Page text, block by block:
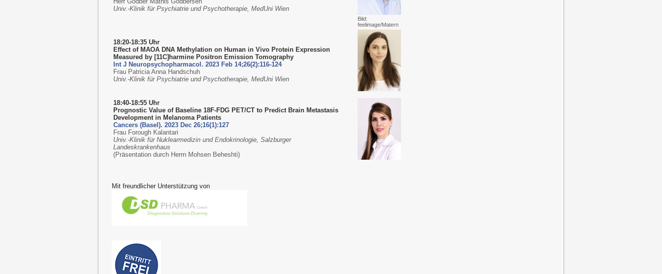
Univ.-Klinik für Psychiatrie und Psychotherapie, MedUni Wien
Bild:
feelimage/Matern
18:20-18:35 Uhr
Effect of MAOA DNA Methylation on Human in Vivo Protein Expression
Measured by [11C]harmine Positron Emission Tomography
Int J Neuropsychopharmacol. 2023 Feb 14;26(2):116-124
Frau Patricia Anna Handschuh
Univ.-Klinik für Psychiatrie und Psychotherapie, MedUni Wien
18:40-18:55 Uhr
Prognostic Value of Baseline 18F-FDG PET/CT to Predict Brain Metastasis
Development in Melanoma Patients
Cancers (Basel). 2023 Dec 26;16(1):127
Frau Forough Kalantari
Univ.-Klinik für Nuklearmedizin und Endokrinologie, Salzburger
Landeskrankenhaus
(Präsentation durch Herrn Mohsen Beheshti)
Mit freundlicher Unterstützung von